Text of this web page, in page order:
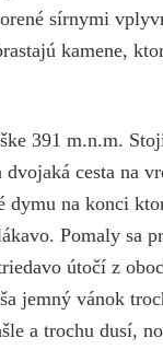
sírnymi
kamene,
391 m.n.m.
cesta na
dymu na konci
Pomaly sa
útočí z
jemný vánok
a trochu dusí,